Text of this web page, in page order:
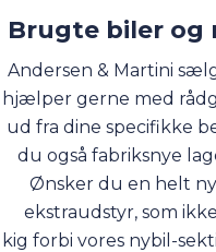
Brugte biler og
Andersen & Martini
hjælper gerne med
ud fra dine specifikke
du også fabriksnye
Ønsker du en helt
ekstraudstyr, som
kig forbi vores nybil-